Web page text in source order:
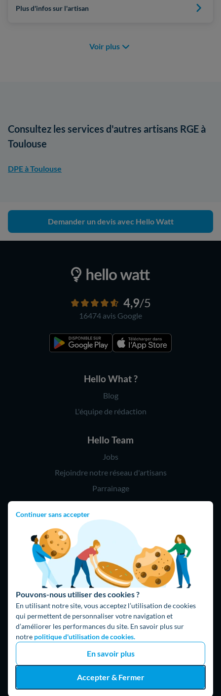
Continuer sans accepter
Pouvons-nous utiliser des cookies ?
En utilisant notre site, vous acceptez l’utilisation de cookies
qui permettent de personnaliser votre navigation et
d’améliorer les performances du site. En savoir plus sur
notre politique d'utilisation de cookies.
En savoir plus
Accepter & Fermer
Plus d'infos sur l'artisan
Voir plus
Consultez les services d'autres artisans RGE à
Toulouse
DPE à Toulouse
Demander un devis avec Hello Watt
4,9/5
16474 avis Google
Hello What ?
Blog
L'équipe de rédaction
Hello Team
Jobs
Rejoindre notre réseau d'artisans
Parrainage
Hello !
09 75 18 60 60
(8h-21h)
75018 Paris
Fait avec ⚡ par Hello Watt
© 2026 Hello Watt |CGU|Mentions légales